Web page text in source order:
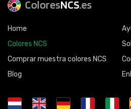
ColoresNCS.es
Home
Colores NCS
Comprar muestra colores NCS
Blog